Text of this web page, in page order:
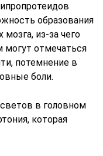
образования
из-за чего
могут отмечаться
потемнение в
боли.
в головном
которая